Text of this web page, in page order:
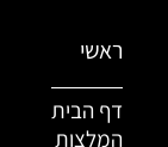
ראשי
דף הבית
המלצות